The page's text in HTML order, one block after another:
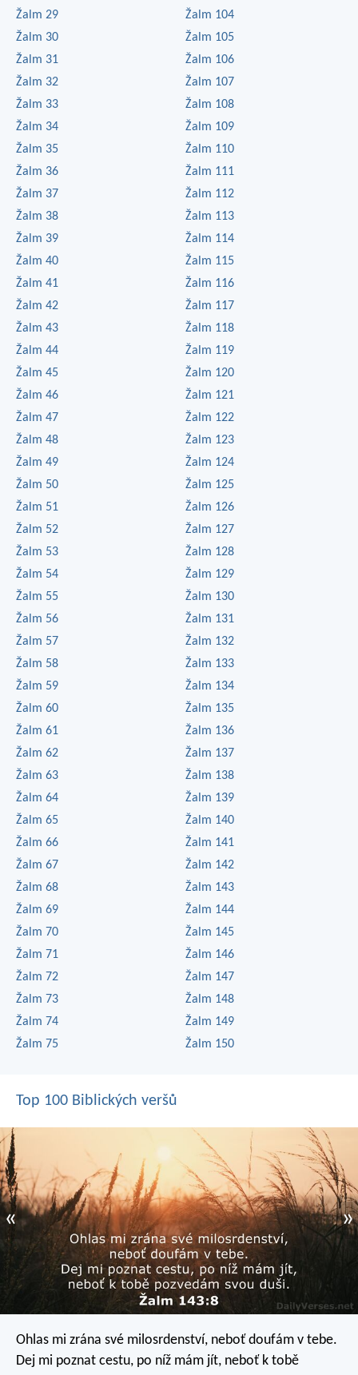
Žalm 29
Žalm 30
Žalm 31
Žalm 32
Žalm 33
Žalm 34
Žalm 35
Žalm 36
Žalm 37
Žalm 38
Žalm 39
Žalm 40
Žalm 41
Žalm 42
Žalm 43
Žalm 44
Žalm 45
Žalm 46
Žalm 47
Žalm 48
Žalm 49
Žalm 50
Žalm 51
Žalm 52
Žalm 53
Žalm 54
Žalm 55
Žalm 56
Žalm 57
Žalm 58
Žalm 59
Žalm 60
Žalm 61
Žalm 62
Žalm 63
Žalm 64
Žalm 65
Žalm 66
Žalm 67
Žalm 68
Žalm 69
Žalm 70
Žalm 71
Žalm 72
Žalm 73
Žalm 74
Žalm 75
Žalm 104
Žalm 105
Žalm 106
Žalm 107
Žalm 108
Žalm 109
Žalm 110
Žalm 111
Žalm 112
Žalm 113
Žalm 114
Žalm 115
Žalm 116
Žalm 117
Žalm 118
Žalm 119
Žalm 120
Žalm 121
Žalm 122
Žalm 123
Žalm 124
Žalm 125
Žalm 126
Žalm 127
Žalm 128
Žalm 129
Žalm 130
Žalm 131
Žalm 132
Žalm 133
Žalm 134
Žalm 135
Žalm 136
Žalm 137
Žalm 138
Žalm 139
Žalm 140
Žalm 141
Žalm 142
Žalm 143
Žalm 144
Žalm 145
Žalm 146
Žalm 147
Žalm 148
Žalm 149
Žalm 150
Top 100 Biblických veršů
« »
Ohlas mi zrána své milosrdenství, neboť doufám v tebe.
Dej mi poznat cestu, po níž mám jít, neboť k tobě